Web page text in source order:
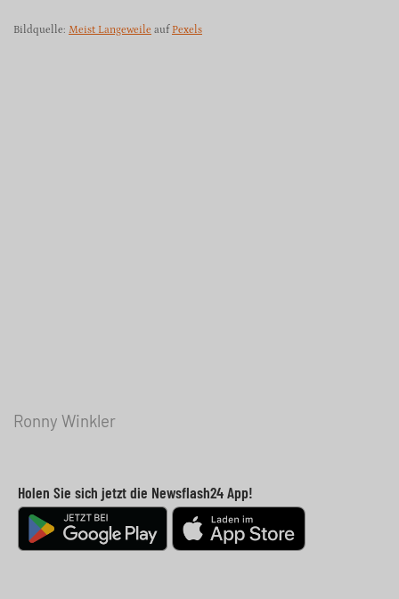
Bildquelle: Meist Langeweile auf Pexels
Ronny Winkler
Holen Sie sich jetzt die Newsflash24 App!